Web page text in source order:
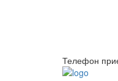
Телефон